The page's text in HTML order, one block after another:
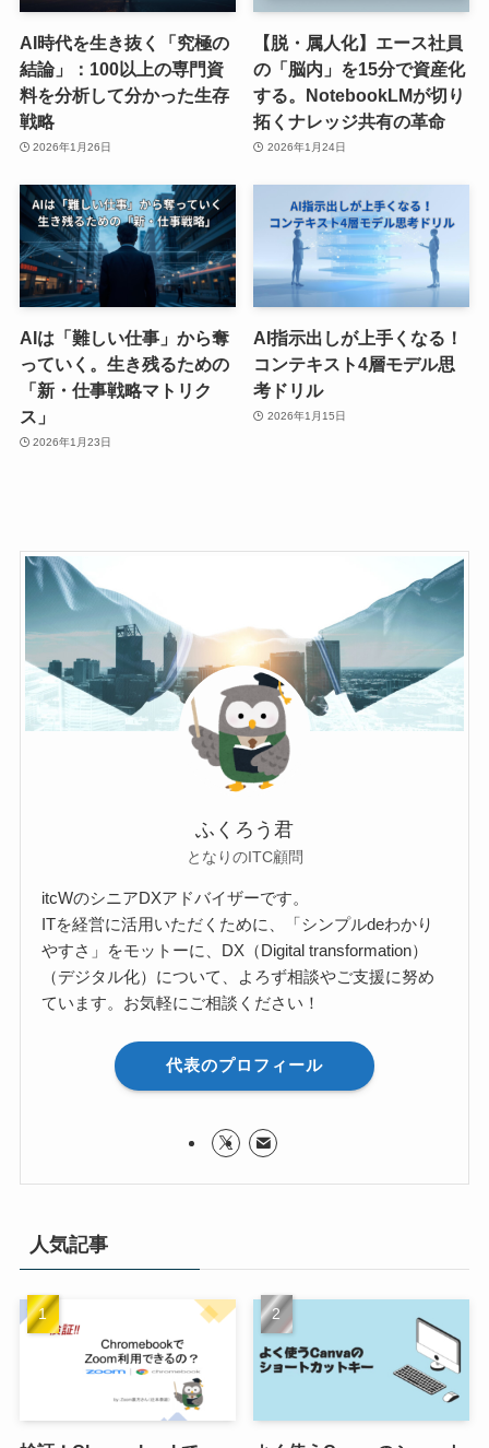
AI時代を生き抜く「究極の
結論」：100以上の専門資
料を分析して分かった生存
戦略
2026年1月26日
【脱・属人化】エース社員
の「脳内」を15分で資産化
する。NotebookLMが切り
拓くナレッジ共有の革命
2026年1月24日
AIは「難しい仕事」から奪
っていく。生き残るための
「新・仕事戦略マトリク
ス」
2026年1月23日
AI指示出しが上手くなる！
コンテキスト4層モデル思
考ドリル
2026年1月15日
ふくろう君
となりのITC顧問
itcWのシニアDXアドバイザーです。
ITを経営に活用いただくために、「シンプルdeわかり
やすさ」をモットーに、DX（Digital transformation）
（デジタル化）について、よろず相談やご支援に努め
ています。お気軽にご相談ください！
代表のプロフィール
人気記事